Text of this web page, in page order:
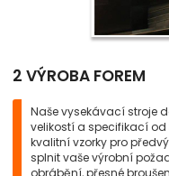
2 VÝROBA FOREM
Naše vysekávací stroje
velikostí a specifikací od
kvalitní vzorky pro
splnit vaše výrobní
obrábění, přesné